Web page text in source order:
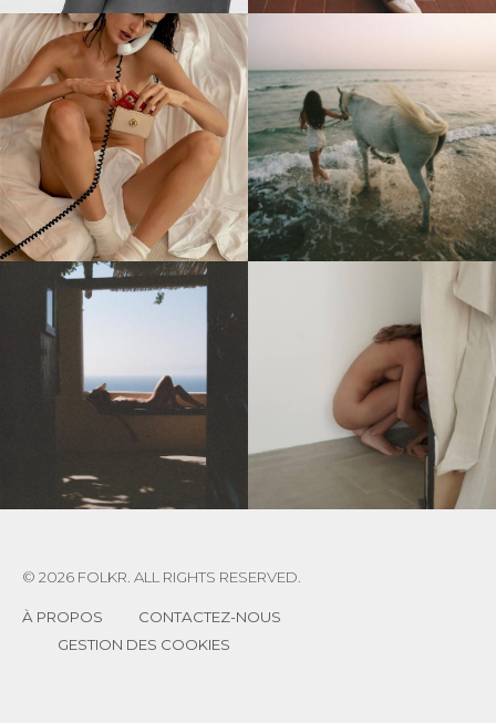
© 2026 FOLKR. ALL RIGHTS RESERVED.
À PROPOS
CONTACTEZ-NOUS
GESTION DES COOKIES